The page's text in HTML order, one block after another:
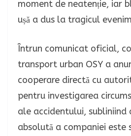
moment de neatenție, iar
ușă a dus la tragicul
Întrun comunicat oficial,
transport urban OSY a
cooperare directă cu
pentru investigarea
ale accidentului,
absolută a companiei este